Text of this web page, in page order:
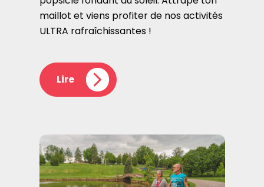
maillot et viens profiter de nos activités
ULTRA rafraîchissantes !
Lire